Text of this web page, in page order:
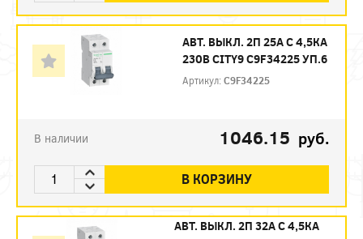
АВТ. ВЫКЛ. 2П 25А С 4,5КА
230В CITY9 C9F34225 УП.6
Артикул:C9F34225
В наличии 1046.15 руб.
В КОРЗИНУ
АВТ. ВЫКЛ. 2П 32А С 4,5КА